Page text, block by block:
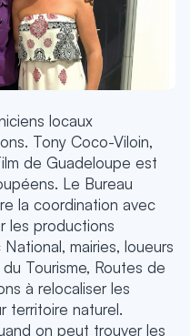
locaux
Tony Coco-Viloin,
de Guadeloupe est
Le Bureau
la coordination avec
les productions
mairies, loueurs
Tourisme, Routes de
à relocaliser les
territoire naturel.
on peut trouver les